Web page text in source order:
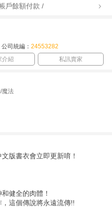
戶餘額付款 /
統編： 24553282
介紹 私訊賣家
魔法
版書衣會立即更新唷！
健全的肉體！
，這個傳說將永遠流傳!!